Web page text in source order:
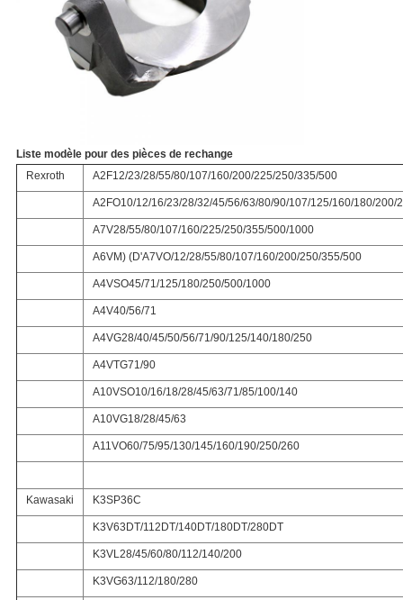
Liste modèle pour des pièces de rechange
Rexroth
A2F12/23/28/55/80/107/160/200/225/250/335/500
A2FO10/12/16/23/28/32/45/56/63/80/90/107/125/160/180/200/
A7V28/55/80/107/160/225/250/355/500/1000
A6VM) (D'A7VO/12/28/55/80/107/160/200/250/355/500
A4VSO45/71/125/180/250/500/1000
A4V40/56/71
A4VG28/40/45/50/56/71/90/125/140/180/250
A4VTG71/90
A10VSO10/16/18/28/45/63/71/85/100/140
A10VG18/28/45/63
A11VO60/75/95/130/145/160/190/250/260
Kawasaki K3SP36C
K3V63DT/112DT/140DT/180DT/280DT
K3VL28/45/60/80/112/140/200
K3VG63/112/180/280